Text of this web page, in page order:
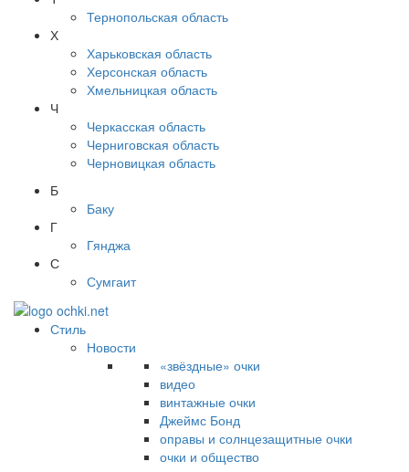
Тернопольская область
Х
Харьковская область
Херсонская область
Хмельницкая область
Ч
Черкасская область
Черниговская область
Черновицкая область
Б
Баку
Г
Гянджа
С
Сумгаит
Стиль
Новости
«звёздные» очки
видео
винтажные очки
Джеймс Бонд
оправы и солнцезащитные очки
очки и общество